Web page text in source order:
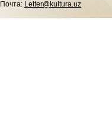
Почта: Letter@kultura.uz